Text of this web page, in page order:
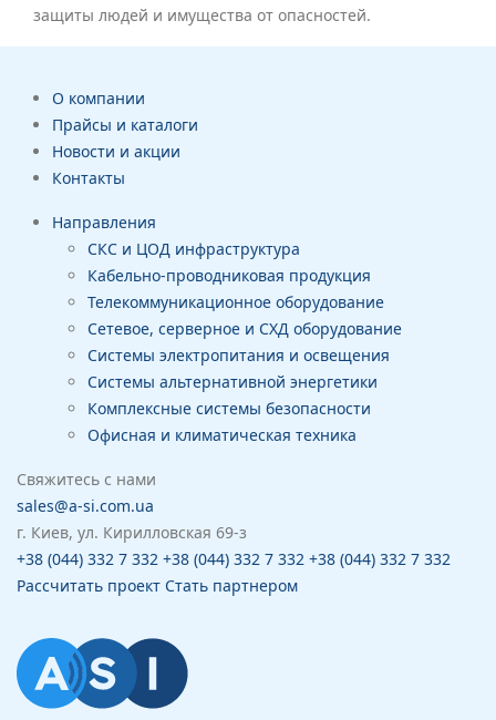
защиты людей и имущества от опасностей.
О компании
Прайсы и каталоги
Новости и акции
Контакты
Направления
СКС и ЦОД инфраструктура
Кабельно-проводниковая продукция
Телекоммуникационное оборудование
Сетевое, серверное и СХД оборудование
Системы электропитания и освещения
Системы альтернативной энергетики
Комплексные системы безопасности
Офисная и климатическая техника
Свяжитесь с нами
sales@a-si.com.ua
г. Киев, ул. Кирилловская 69-з
+38 (044) 332 7 332 +38 (044) 332 7 332 +38 (044) 332 7 332
Рассчитать проект Стать партнером